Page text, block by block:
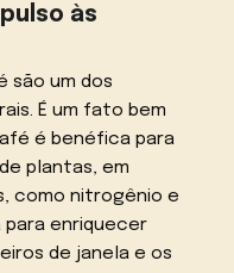
às
são um dos
É um fato bem
é benéfica para
plantas, em
como nitrogênio e
enriquecer
de janela e os